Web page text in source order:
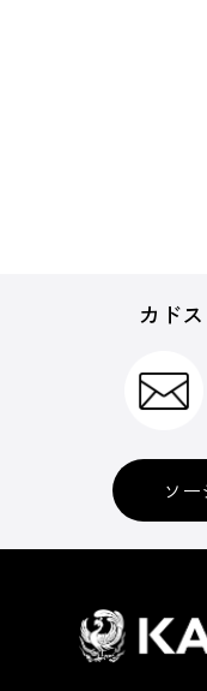
カド
ソ